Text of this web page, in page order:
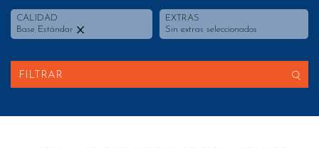
CALIDAD
Base Estándar
EXTRAS
Sin extras seleccionados
FILTRAR